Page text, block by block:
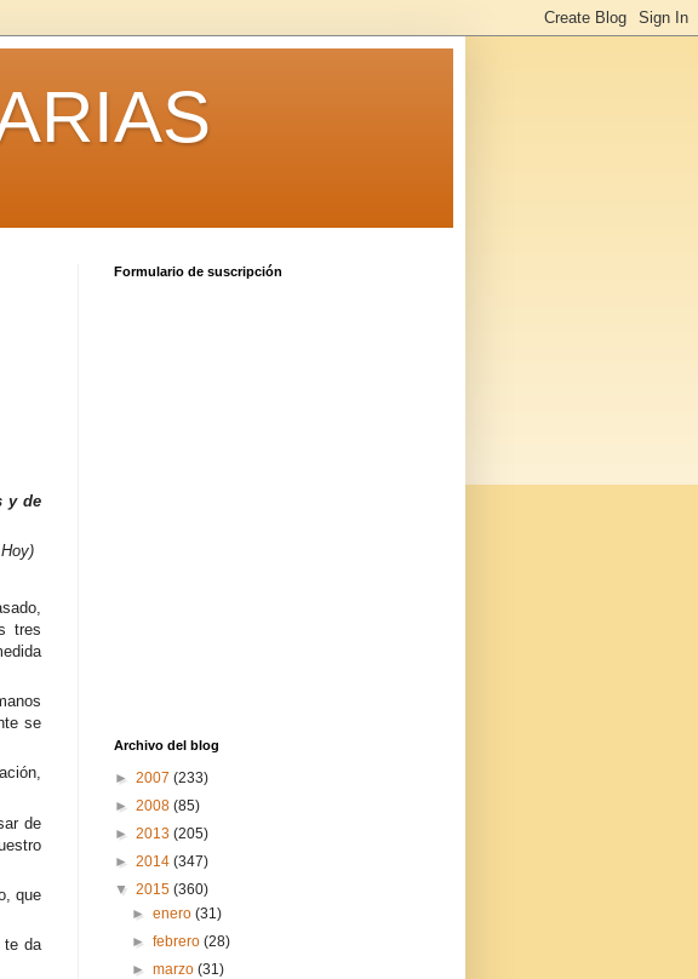
y de
tres
se
de
que
te da
Formulario de suscripción
Archivo del blog
► 2007 (233)
► 2008 (85)
► 2013 (205)
► 2014 (347)
▼ 2015 (360)
►enero(31)
►febrero(28)
►marzo(31)